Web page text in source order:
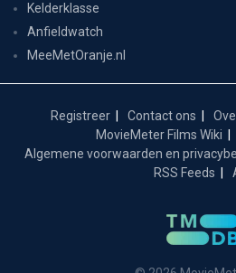
Kelderklasse
Anfieldwatch
MeeMetOranje.nl
Registreer Contact ons
MovieMeter Films Wiki
Algemene voorwaarden en
RSS Feeds